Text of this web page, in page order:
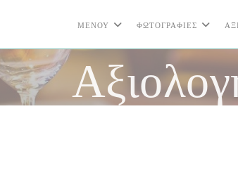
ΜΕΝΟΎ ΦΩΤΟΓΡΑΦΊΕΣ